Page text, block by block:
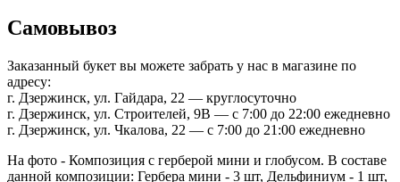
Самовывоз
Заказанный букет вы можете забрать у нас в магазине по
адресу:
г. Дзержинск, ул. Гайдара, 22 — круглосуточно
г. Дзержинск, ул. Строителей, 9В — с 7:00 до 22:00 ежедневно
г. Дзержинск, ул. Чкалова, 22 — с 7:00 до 21:00 ежедневно
На фото - Композиция с герберой мини и глобусом. В составе
данной композиции: Гербера мини - 3 шт, Дельфиниум - 1 шт,